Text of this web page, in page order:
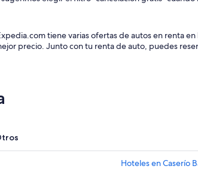
tiene varias ofertas de autos en renta
precio. Junto con tu renta de auto, puedes
Hoteles en Caserío